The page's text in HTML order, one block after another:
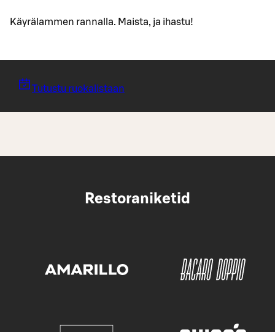
Käyrälammen rannalla. Maista, ja ihastu!
Tutustu ruokalistaan
Restoraniketid